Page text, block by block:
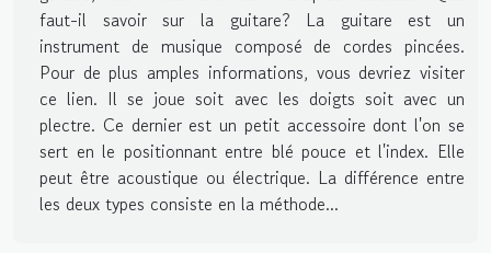
faut-il savoir sur la guitare? La guitare est un
instrument de musique composé de cordes pincées.
Pour de plus amples informations, vous devriez visiter
ce lien. Il se joue soit avec les doigts soit avec un
plectre. Ce dernier est un petit accessoire dont l'on se
sert en le positionnant entre blé pouce et l'index. Elle
peut être acoustique ou électrique. La différence entre
les deux types consiste en la méthode...